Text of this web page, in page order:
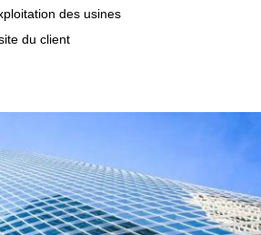
des usines
du client